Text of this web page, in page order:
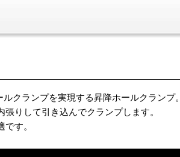
クランプを実現する昇降ホールクランプ。
りして引き込んでクランプします。
す。